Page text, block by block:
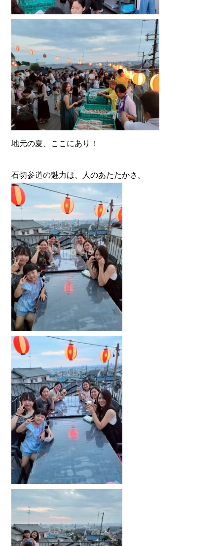
地元の夏、ここにあり！
石切参道の魅力は、人のあたたかさ。